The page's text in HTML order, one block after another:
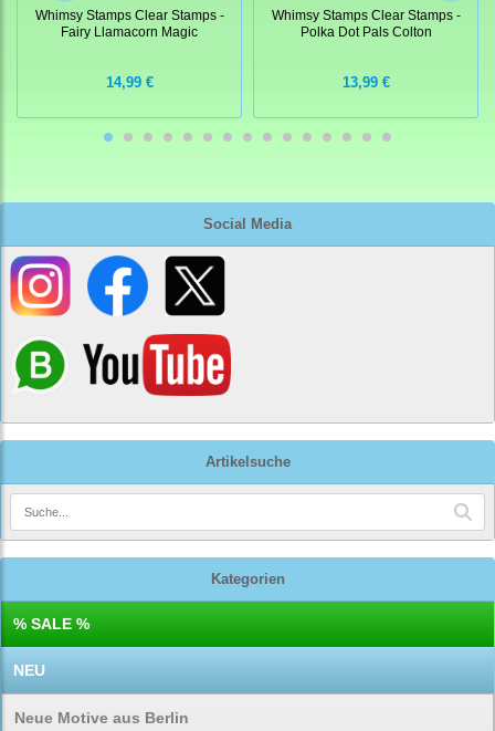
Social Media
Artikelsuche
Kategorien
% SALE %
NEU
Neue Motive aus Berlin
Whimsy Stamps Clear Stamps -
Fairy Llamacorn Magic
14,99 €
Whimsy Stamps Clear Stamps -
Polka Dot Pals Colton
13,99 €